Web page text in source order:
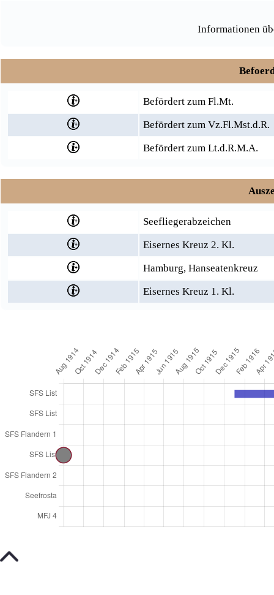
Informationen
Befördert zum Fl.Mt.
Befördert zum Vz.Fl.Mst.d.R.
Befördert zum Lt.d.R.M.A.
Seefliegerabzeichen
Eisernes Kreuz 2. Kl.
Hamburg, Hanseatenkreuz
Eisernes Kreuz 1. Kl.